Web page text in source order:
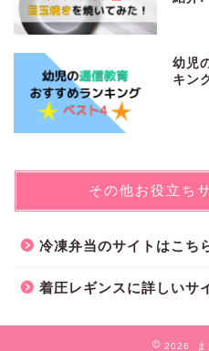
幼児
キン
その他お役立ち
冷凍弁当のサイトはこち
着圧レギンスに詳しいサ
2026 ま